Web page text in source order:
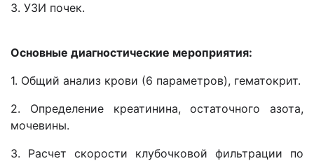
3. УЗИ почек.
Основные диагностические мероприятия:
1. Общий анализ крови (6 параметров), гематокрит.
2. Определение креатинина, остаточного азота,
мочевины.
3. Расчет скорости клубочковой фильтрации по